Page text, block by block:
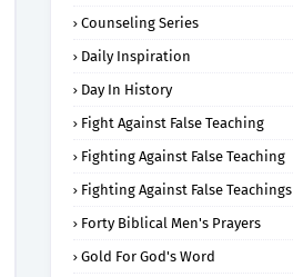
Counseling Series
Daily Inspiration
Day In History
Fight Against False Teaching
Fighting Against False Teaching
Fighting Against False Teachings
Forty Biblical Men's Prayers
Gold For God's Word